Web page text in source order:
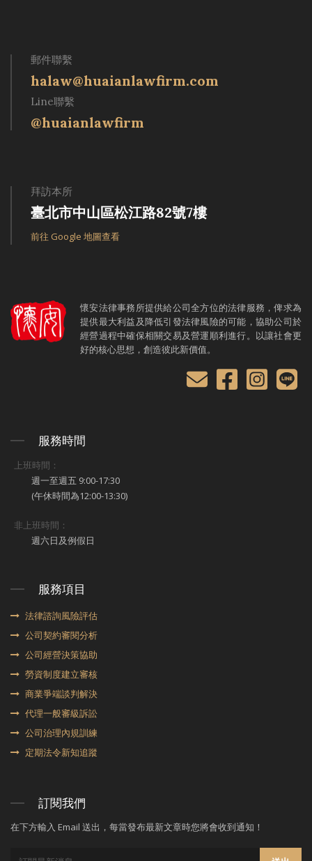
郵件聯繫
halaw@huaianlawfirm.com
Line聯繫
@huaianlawfirm
拜訪本所
臺北市中山區松江路82號7樓
前往 Google 地圖查看
懷安法律事務所提供給公司全方位的法律服務，俾求為
提供最大利益及降低引發法律風險的可能，協助公司於
經營過程中確保相關交易及營運順利進行。以讓社會更
好的核心思想，創造彼此新價值。
服務時間
上班時間：
週一至週五 9:00-17:30
(午休時間為12:00-13:30)
非上班時間：
週六日及例假日
服務項目
法律諮詢風險評估
公司契約審閱分析
公司經營決策協助
勞資制度建立審核
商業爭端談判解決
代理⼀般審級訴訟
公司治理內規訓練
定期法令新知追蹤
訂閱我們
在下方輸入 Email 送出，每當發布最新文章時您將會收到通知！